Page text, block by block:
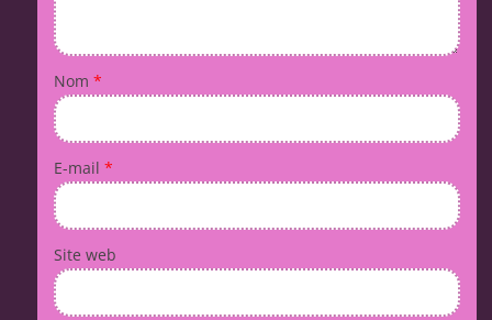
Nom *
E-mail *
Site web